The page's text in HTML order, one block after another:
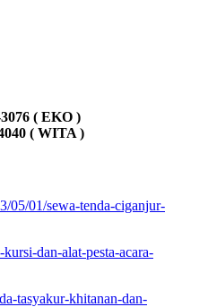
( EKO )
( WITA )
05/01/sewa-tenda-ciganjur-
dan-alat-pesta-acara-
tasyakur-khitanan-dan-